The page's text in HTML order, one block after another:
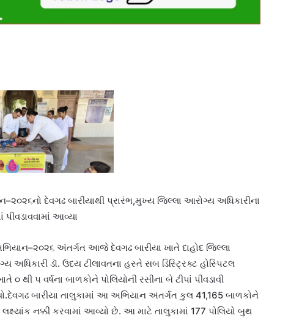
દેવગઢ બારીયાથી પ્રારંભ,મુખ્ય જિલ્લા આરોગ્ય અધિકારીના
પીવડાવવામાં આવ્યા
અંતર્ગત આજે દેવગઢ બારીયા ખાતે દાહોદ જિલ્લા
ડૉ. ઉદય ટીલાવતના હસ્તે સબ ડિસ્ટ્રિક્ટ હોસ્પિટલ
થી ૫ વર્ષના બાળકોને પોલિયોની રસીના બે ટીપાં પીવડાવી
બારીયા તાલુકામાં આ અભિયાન અંતર્ગત કુલ 41,165 બાળકોને
લક્ષ્યાંક નક્કી કરવામાં આવ્યો છે. આ માટે તાલુકામાં 177 પોલિયો બુથ